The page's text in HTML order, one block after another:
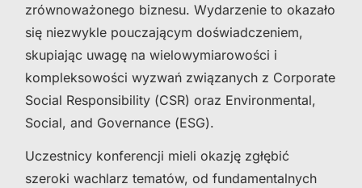
zrównoważonego biznesu. Wydarzenie to okazało
się niezwykle pouczającym doświadczeniem,
skupiając uwagę na wielowymiarowości i
kompleksowości wyzwań związanych z Corporate
Social Responsibility (CSR) oraz Environmental,
Social, and Governance (ESG).
Uczestnicy konferencji mieli okazję zgłębić
szeroki wachlarz tematów, od fundamentalnych